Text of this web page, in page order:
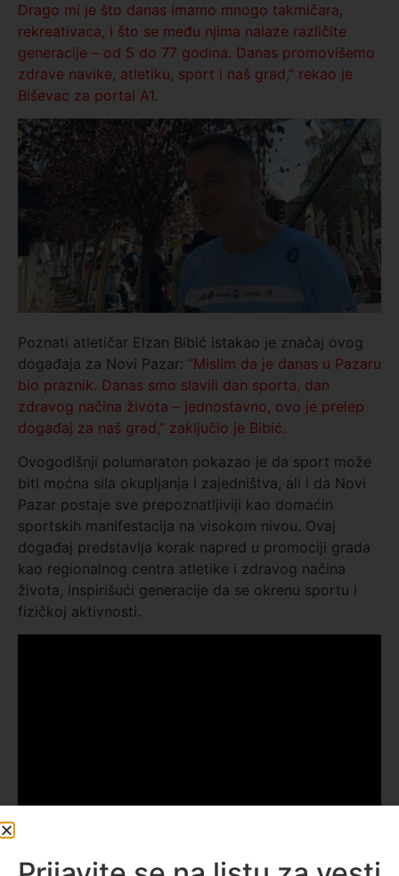
Drago mi je što danas imamo mnogo takmičara,
rekreativaca, i što se među njima nalaze različite
generacije – od 5 do 77 godina. Danas promovišemo
zdrave navike, atletiku, sport i naš grad,” rekao je
Biševac za portal A1.
Poznati atletičar Elzan Bibić istakao je značaj ovog
događaja za Novi Pazar: “Mislim da je danas u Pazaru
bio praznik. Danas smo slavili dan sporta, dan
zdravog načina života – jednostavno, ovo je prelep
događaj za naš grad,” zaključio je Bibić.
Ovogodišnji polumaraton pokazao je da sport može
biti moćna sila okupljanja i zajedništva, ali i da Novi
Pazar postaje sve prepoznatljiviji kao domaćin
sportskih manifestacija na visokom nivou. Ovaj
događaj predstavlja korak napred u promociji grada
kao regionalnog centra atletike i zdravog načina
života, inspirišući generacije da se okrenu sportu i
fizičkoj aktivnosti.